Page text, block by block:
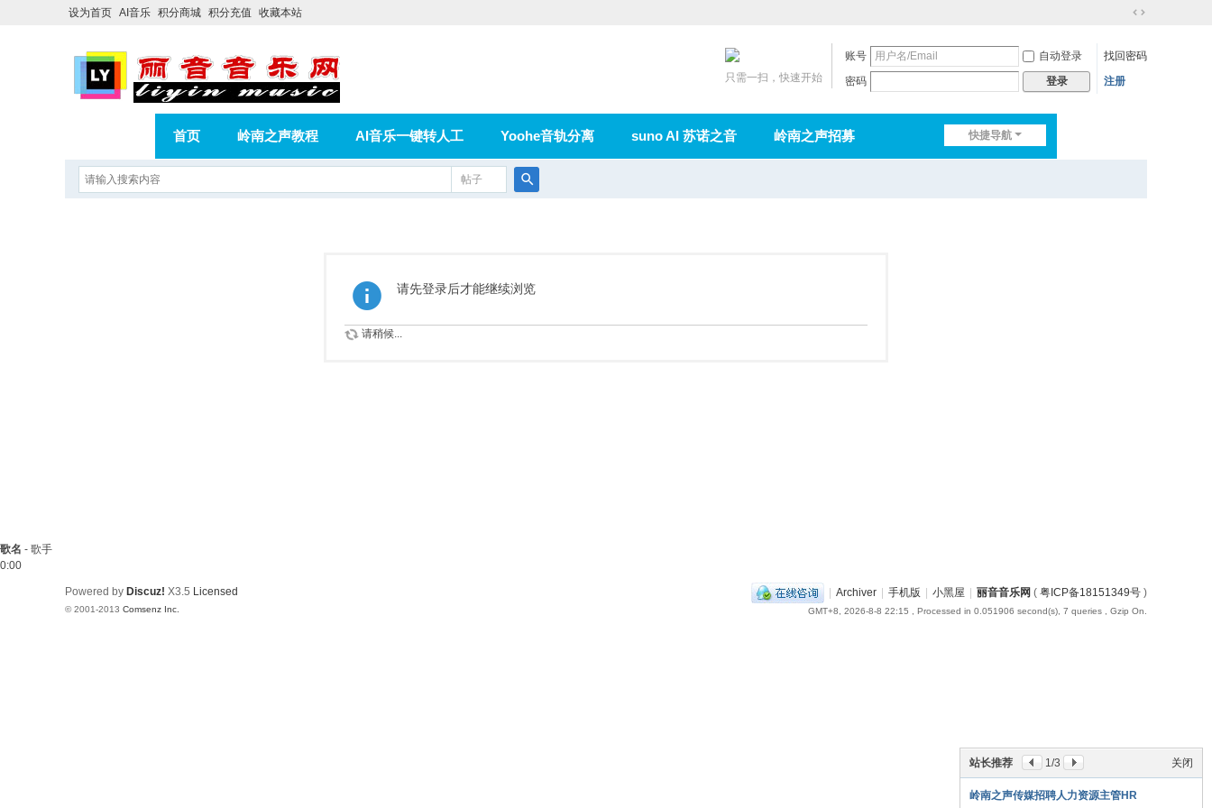
设为首页 AI音乐 积分商城 积分充值 收藏本站
到
账号 自动登录
找回密码
密码
登录 注册
只需一扫，快速开始
快捷导航
首页 岭南之声教程 AI音乐一键转人工 Yoohe音轨分离 suno AI 苏诺之音 岭南之声招募
在线论坛
帖子
请先登录后才能继续浏览
请稍候...
关闭
站长推荐 1/3
岭南之声传媒招聘人力资源主管HR
歌名 - 歌手
0:00
| Archiver | 手机版 | 小黑屋 | 丽音音乐网 ( 粤ICP备18151349号 )
GMT+8, 2026-8-8 22:15 , Processed in 0.051906 second(s), 7 queries , Gzip On.
Powered by Discuz! X3.5 Licensed
© 2001-2013 Comsenz Inc.